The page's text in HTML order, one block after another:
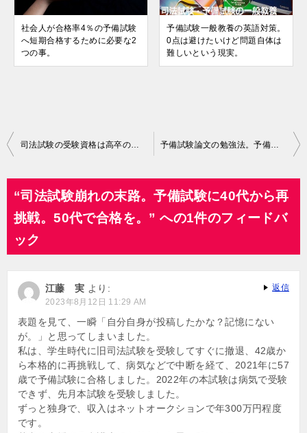
社会人が合格率4％の予備試験
へ短期合格するために必要な2
つの事。
予備試験一般教養の英語対策。
0点は避けたいけど問題自体は
難しいという現実。
投
ビ
ー
ョ
ン
司法試験の受験資格は高卒の場合、予備試験が最短ルートです。 予備試験論文の勉強法。予備校選びの前に押さえておきたいポイント。
“司法試験崩れの末路。予備試験に40代から再
挑戦。50代で合格を。” への1件のフィードバ
ック
江藤 実 より:
2023年8月12日 11:29 AM
表題を見て、一瞬「自分自身が投稿したかな？記憶にない
が。」と思ってしまいました。
私は、学生時代に旧司法試験を受験してすぐに撤退、42歳か
ら本格的に再挑戦して、病気などで中断を経て、2021年に57
歳で予備試験に合格しました。2022年の本試験は病気で受験
できず、先月本試験を受験しました。
ずっと独身で、収入はネットオークションで年300万円程度
です。
返信